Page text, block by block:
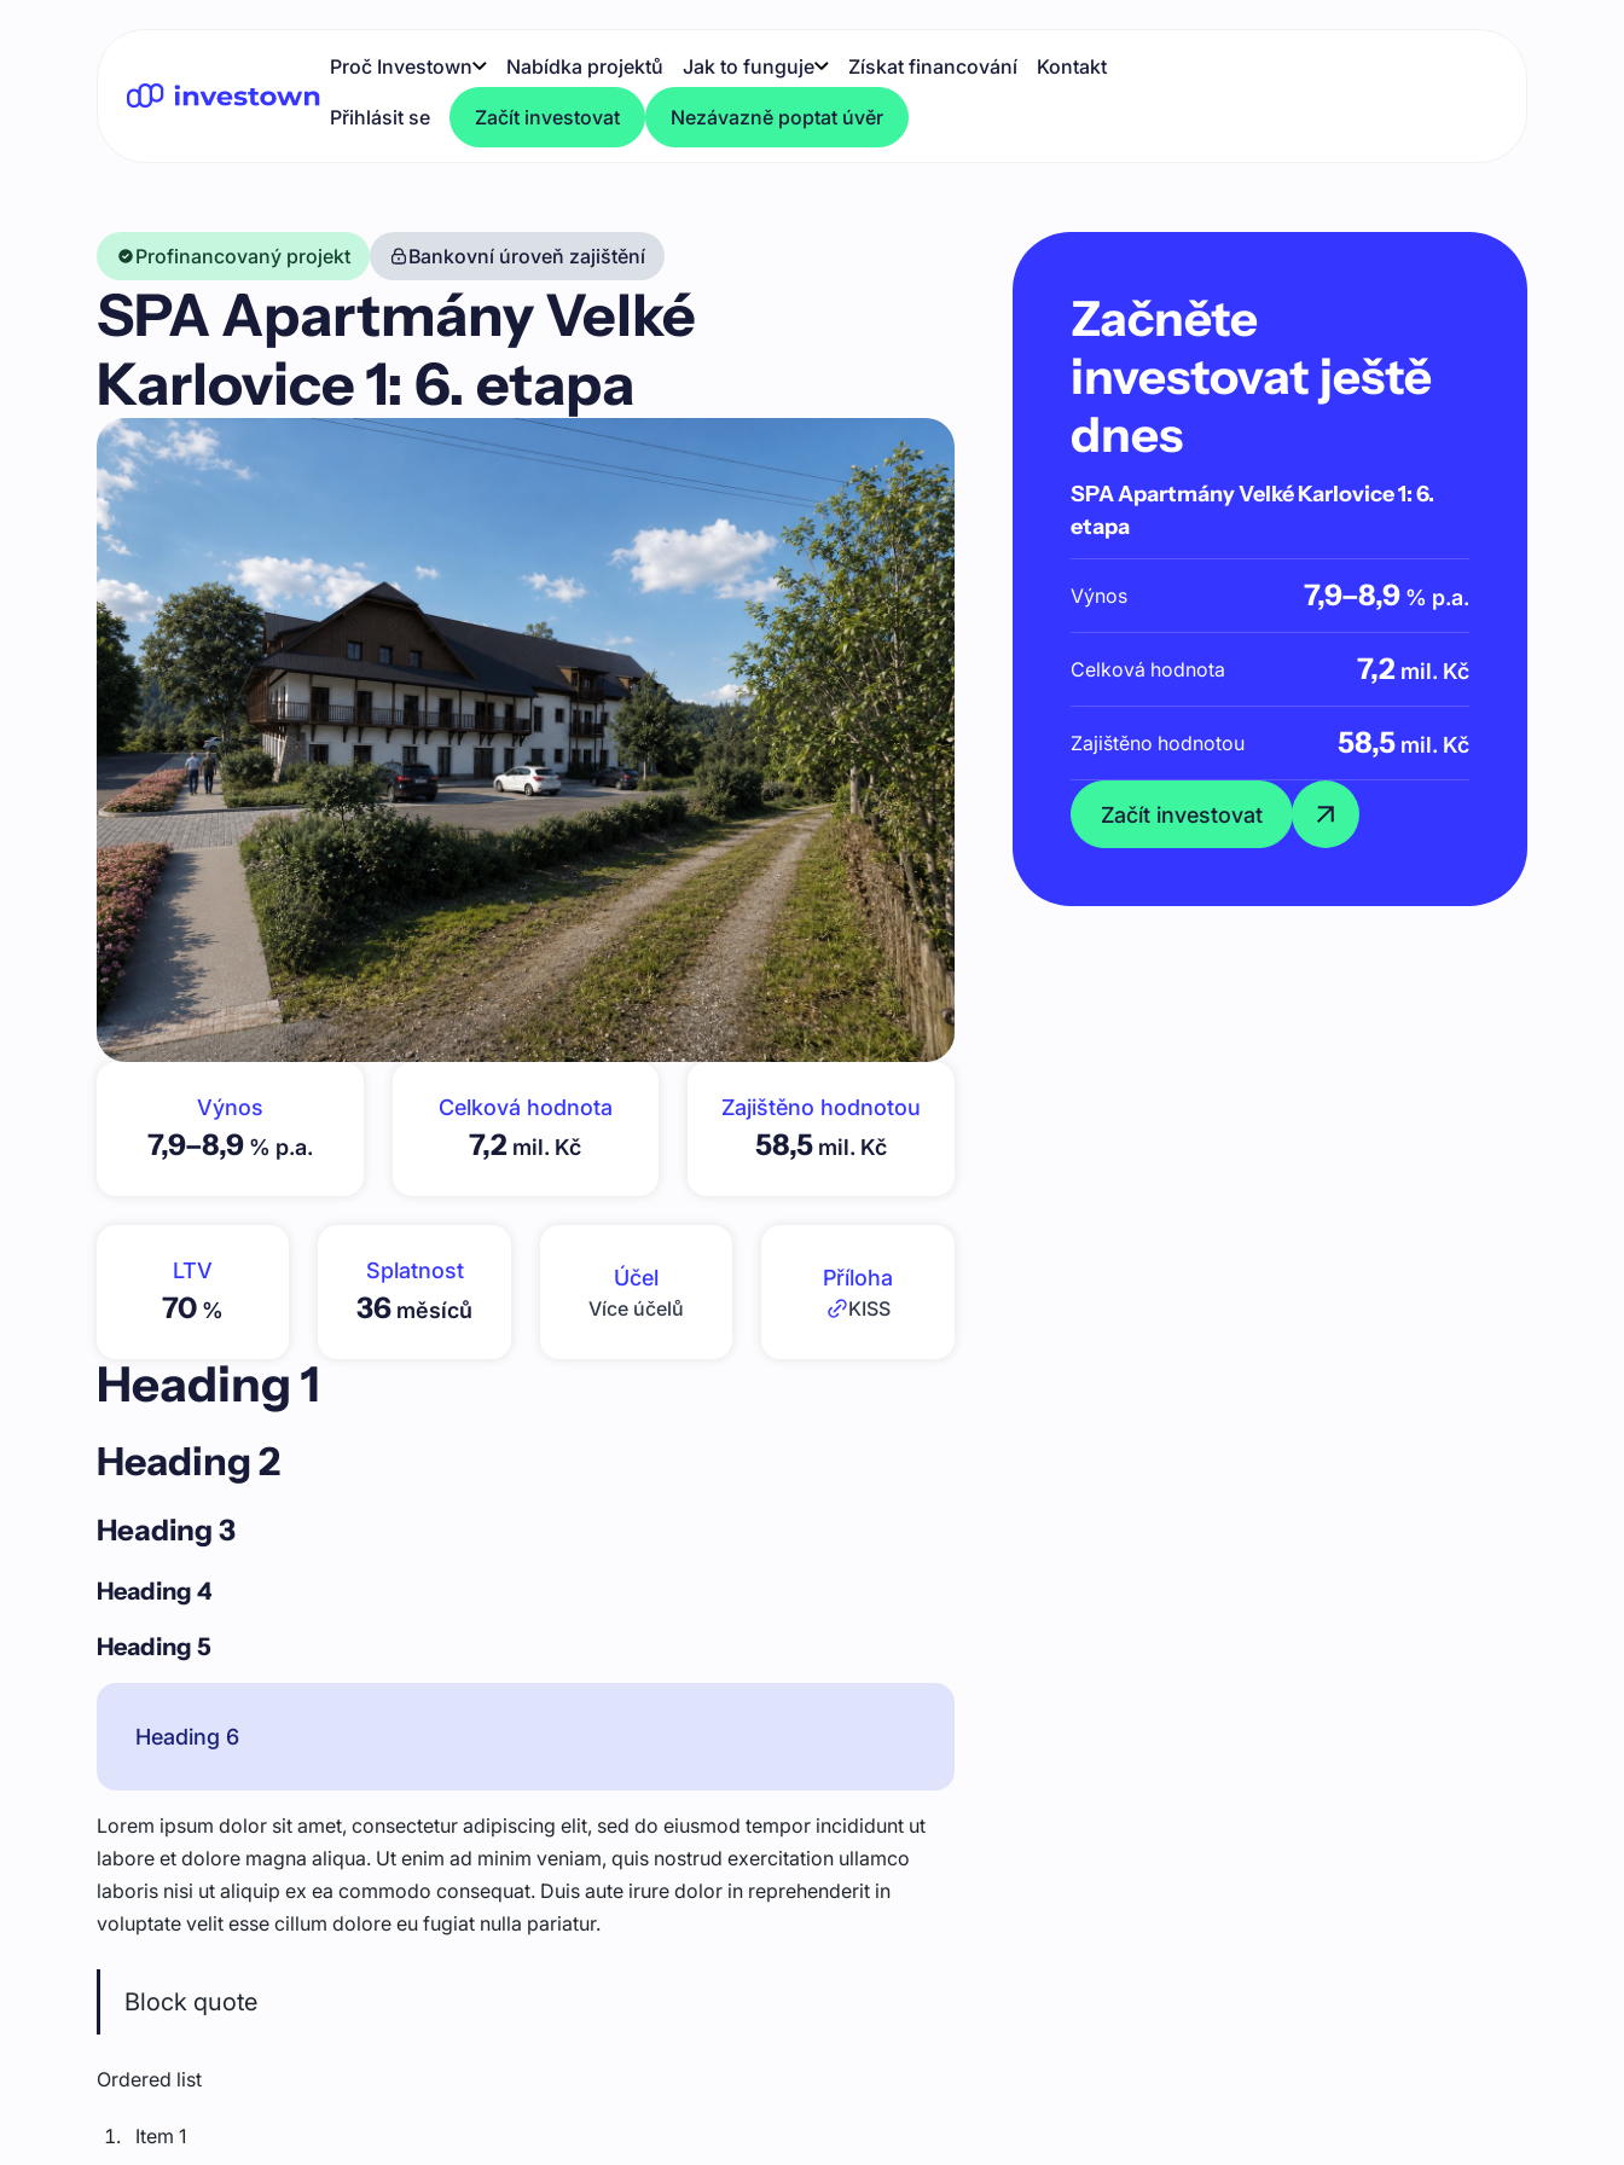
Proč Investown Nabídka projektů Jak to funguje Získat financování Kontakt
Přihlásit se Začít investovat Nezávazně poptat úvěr
Profinancovaný projekt Bankovní úroveň zajištění
SPA Apartmány Velké
Karlovice 1: 6. etapa
Výnos
7,9–8,9% p.a.
Celková hodnota
7,2 mil. Kč
Zajištěno hodnotou
58,5 mil. Kč
LTV
70 %
Splatnost
36 měsíců
Účel
Více účelů
Příloha
KISS
Heading 1
Heading 2
Heading 3
Heading 4
Heading 5
Heading 6
Lorem ipsum dolor sit amet, consectetur adipiscing elit, sed do eiusmod tempor incididunt ut
labore et dolore magna aliqua. Ut enim ad minim veniam, quis nostrud exercitation ullamco
laboris nisi ut aliquip ex ea commodo consequat. Duis aute irure dolor in reprehenderit in
voluptate velit esse cillum dolore eu fugiat nulla pariatur.
Block quote
Ordered list
Item 1
Začněte
investovat ještě
dnes
SPA Apartmány Velké Karlovice 1: 6.
etapa
Výnos 7,9–8,9 % p.a.
Celková hodnota 7,2 mil. Kč
Zajištěno hodnotou 58,5 mil. Kč
Začít investovat